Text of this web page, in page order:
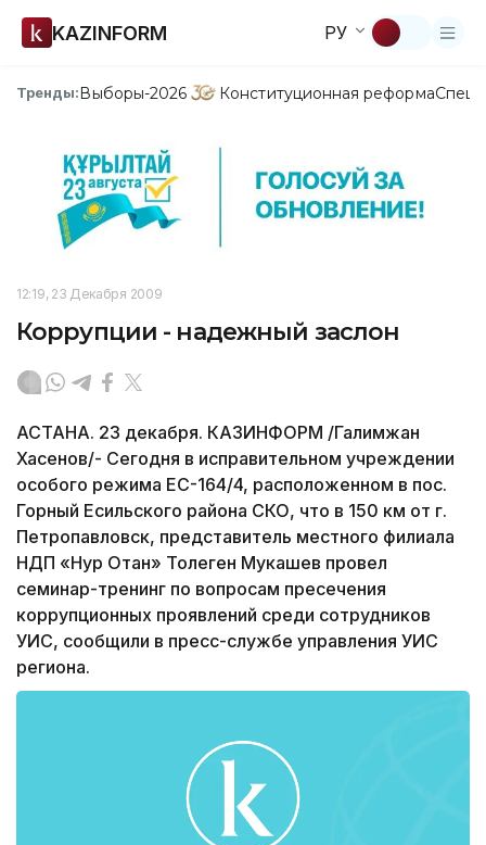
KAZINFORM РУ
Тренды:Выборы-2026 Конституционная реформа
12:19, 23 Декабря 2009
Коррупции - надежный заслон
АСТАНА. 23 декабря. КАЗИНФОРМ /Галимжан
Хасенов/- Сегодня в исправительном учреждении
особого режима ЕС-164/4, расположенном в пос.
Горный Есильского района СКО, что в 150 км от г.
Петропавловск, представитель местного филиала
НДП «Нур Отан» Толеген Мукашев провел
семинар-тренинг по вопросам пресечения
коррупционных проявлений среди сотрудников
УИС, сообщили в пресс-службе управления УИС
региона.